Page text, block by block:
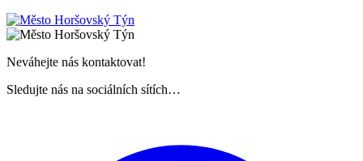
Neváhejte nás kontaktovat!
Sledujte nás na sociálních sítích…